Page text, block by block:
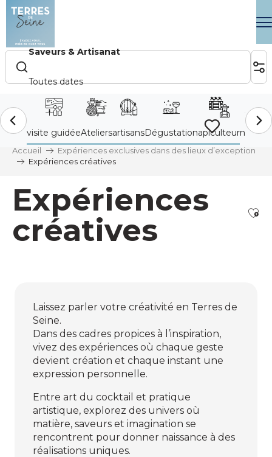
Aller
contenu
principal
Voir les favoris
Accueil
Expériences exclusives dans des lieux d’exception
Expériences créatives
Expériences
créatives
Laissez parler votre créativité en Terres de
Seine.
Dans des cadres propices à l’inspiration,
vivez des expériences où chaque geste
devient création et chaque instant une
expression personnelle.
Entre art du cocktail et pratique
artistique, explorez des univers où
matière, saveurs et imagination se
rencontrent pour donner naissance à des
réalisations uniques.